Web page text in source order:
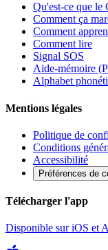
Qu'est-ce que le
Comment ça
Comment
Comment lire
Signal SOS
Aide-mémoire
Alphabet
Mentions légales
Politique de
Conditions
Accessibilité
Préférences de
Télécharger l'app
Disponible sur iOS et